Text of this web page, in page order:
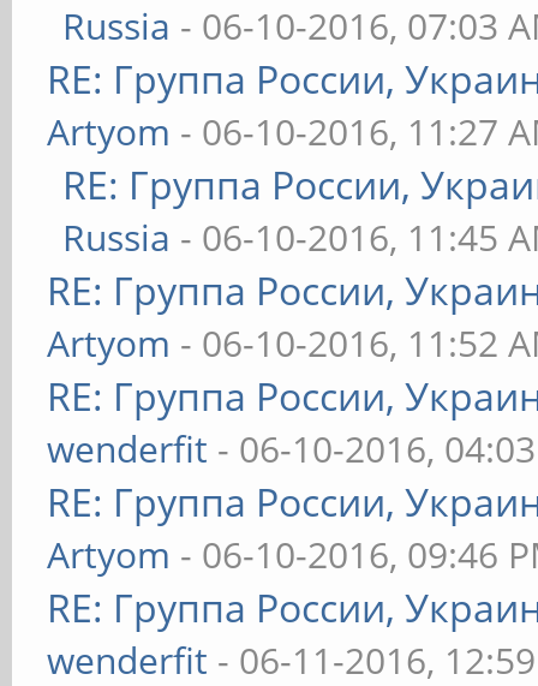
Russia - 06-10-2016, 07:03
RE: Группа России,
Artyom - 06-10-2016, 11:27
RE: Группа России,
Russia - 06-10-2016, 11:45
RE: Группа России,
Artyom - 06-10-2016, 11:52
RE: Группа России,
wenderfit - 06-10-2016,
RE: Группа России,
Artyom - 06-10-2016, 09:46
RE: Группа России,
wenderfit - 06-11-2016,